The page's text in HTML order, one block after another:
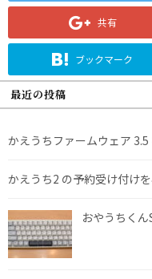
共有
ブックマーク
最近の投稿
かえうちファームウェア
かえうち2 の予約受け付け
おやうちく